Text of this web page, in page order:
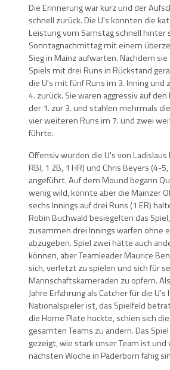
Die Erinnerung war kurz und der
schnell zurück. Die U's konnten die
Leistung vom Samstag schnell hinter
Sonntagnachmittag mit einem
Sieg in Mainz aufwarten. Nachdem
Spiels mit drei Runs in Rückstand
die U's mit fünf Runs im 3. Inning
4. zurück. Sie waren aggressiv auf
der 1. zur 3. und stahlen mehrmals
vier weiteren Runs im 7. und zwei
führte.
Offensiv wurden die U's von
RBI, 1 2B, 1 HR) und Chris Beyers (4-5,
angeführt. Auf dem Mound begann
wenig wild, konnte aber die Mainzer
sechs Innings auf drei Runs (1 ER)
Robin Buchwald besiegelten das
zusammen drei Innings warfen ohne
abzugeben. Spiel zwei hätte auch
können, aber Teamleader Maurice
sich, verletzt zu spielen und sich für
Mannschaftskameraden zu opfern.
Jahre Erfahrung als Catcher für die
Nationalspieler ist, das Spielfeld
die Home Plate hockte, schien sich
gesamten Teams zu ändern. Das
gezeigt, wie stark unser Team ist und
nächsten Woche in Paderborn fähig